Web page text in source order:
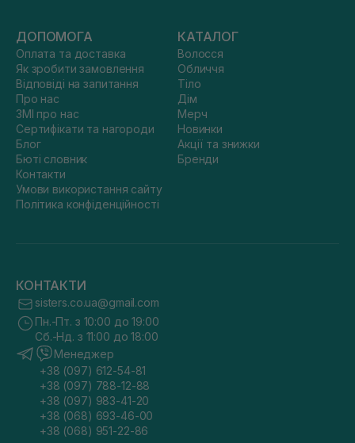
ДОПОМОГА
Оплата та доставка
Як зробити замовлення
Відповіді на запитання
Про нас
ЗМІ про нас
Сертифікати та нагороди
Блог
Бюті словник
Контакти
Умови використання сайту
Політика конфіденційності
КАТАЛОГ
Волосся
Обличчя
Тіло
Дім
Мерч
Новинки
Акції та знижки
Бренди
КОНТАКТИ
sisters.co.ua@gmail.com
Пн.-Пт. з 10:00 до 19:00
Сб.-Нд. з 11:00 до 18:00
Менеджер
+38 (097) 612-54-81
+38 (097) 788-12-88
+38 (097) 983-41-20
+38 (068) 693-46-00
+38 (068) 951-22-86